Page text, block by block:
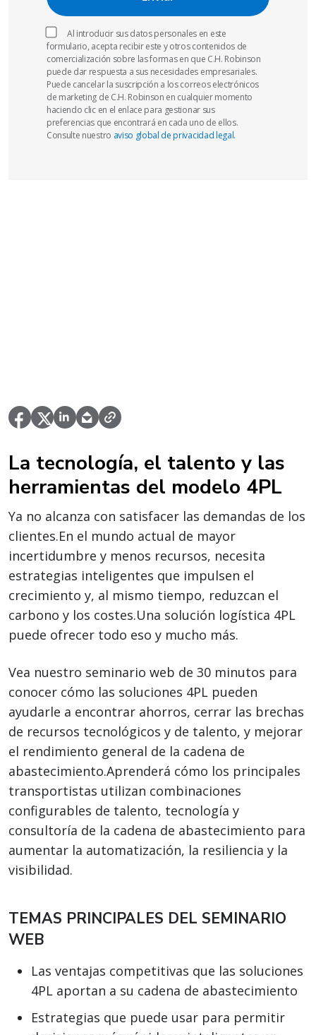
Al introducir sus datos personales en este
formulario, acepta recibir este y otros contenidos de
comercialización sobre las formas en que C.H. Robinson
puede dar respuesta a sus necesidades empresariales.
Puede cancelar la suscripción a los correos electrónicos
de marketing de C.H. Robinson en cualquier momento
haciendo clic en el enlace para gestionar sus
preferencias que encontrará en cada uno de ellos.
Consulte nuestro aviso global de privacidad legal.
La tecnología, el talento y las
herramientas del modelo 4PL
Ya no alcanza con satisfacer las demandas de los
clientes.En el mundo actual de mayor
incertidumbre y menos recursos, necesita
estrategias inteligentes que impulsen el
crecimiento y, al mismo tiempo, reduzcan el
carbono y los costes.Una solución logística 4PL
puede ofrecer todo eso y mucho más.
Vea nuestro seminario web de 30 minutos para
conocer cómo las soluciones 4PL pueden
ayudarle a encontrar ahorros, cerrar las brechas
de recursos tecnológicos y de talento, y mejorar
el rendimiento general de la cadena de
abastecimiento.Aprenderá cómo los principales
transportistas utilizan combinaciones
configurables de talento, tecnología y
consultoría de la cadena de abastecimiento para
aumentar la automatización, la resiliencia y la
visibilidad.
TEMAS PRINCIPALES DEL SEMINARIO
WEB
Las ventajas competitivas que las soluciones
4PL aportan a su cadena de abastecimiento
Estrategias que puede usar para permitir